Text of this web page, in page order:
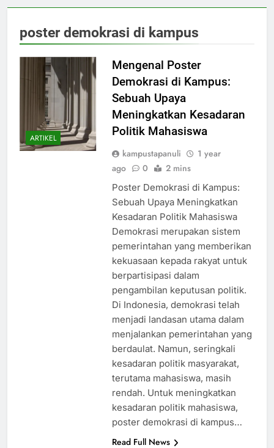
poster demokrasi di kampus
ARTIKEL
Mengenal Poster
Demokrasi di Kampus:
Sebuah Upaya
Meningkatkan Kesadaran
Politik Mahasiswa
kampustapanuli
1 year
ago
0 2 mins
Poster Demokrasi di Kampus:
Sebuah Upaya Meningkatkan
Kesadaran Politik Mahasiswa
Demokrasi merupakan sistem
pemerintahan yang memberikan
kekuasaan kepada rakyat untuk
berpartisipasi dalam
pengambilan keputusan politik.
Di Indonesia, demokrasi telah
menjadi landasan utama dalam
menjalankan pemerintahan yang
berdaulat. Namun, seringkali
kesadaran politik masyarakat,
terutama mahasiswa, masih
rendah. Untuk meningkatkan
kesadaran politik mahasiswa,
poster demokrasi di kampus…
Read Full News